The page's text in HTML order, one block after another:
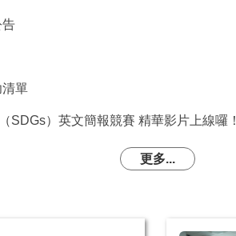
告
清單
SDGs）英文簡報競賽 精華影片上線囉！
更多...